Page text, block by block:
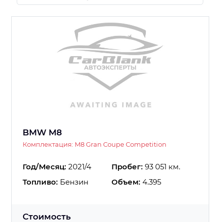
BMW M8
Комплектация: M8 Gran Coupe Competition
Год/Месяц: 2021/4 Пробег: 93 051 км.
Топливо: Бензин Объем: 4.395
Стоимость